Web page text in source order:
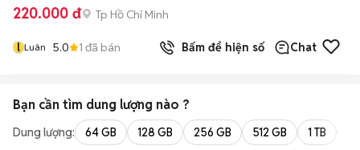
220.000 đ Tp Hồ Chí Minh
l Luân 5.0 1 đã bán Bấm để hiện số Chat
Bạn cần tìm dung lượng nào ?
Dung lượng: 64 GB 128 GB 256 GB 512 GB 1 TB